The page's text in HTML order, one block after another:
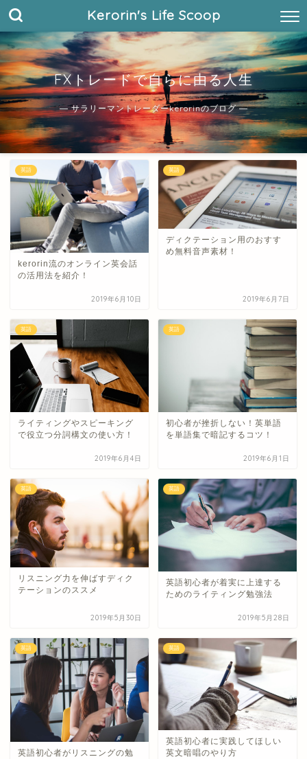
Kerorin's Life Scoop
FXトレードで自らに由る人生
― サラリーマントレーダーkerorinのブログ ―
英語
kerorin流のオンライン英会話
の活用法を紹介！
2019年6月10日
英語
ディクテーション用のおすす
め無料音声素材！
2019年6月7日
英語
ライティングやスピーキング
で役立つ分詞構文の使い方！
2019年6月4日
英語
初心者が挫折しない！英単語
を単語集で暗記するコツ！
2019年6月1日
英語
リスニング力を伸ばすディク
テーションのススメ
2019年5月30日
英語
英語初心者が着実に上達する
ためのライティング勉強法
2019年5月28日
英語
英語初心者がリスニングの勉
英語
英語初心者に実践してほしい
英文暗唱のやり方